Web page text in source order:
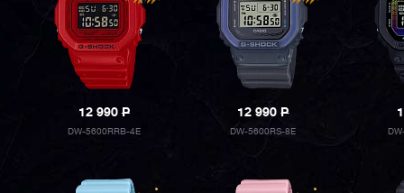
12 990P
DW-5600RRB-4E
12 990P
DW-5600RS-8E